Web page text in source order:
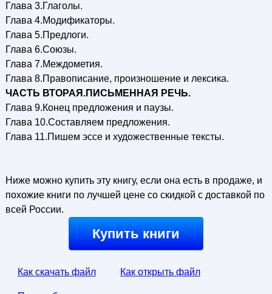
Глава 3.Глаголы.
Глава 4.Модификаторы.
Глава 5.Предлоги.
Глава 6.Союзы.
Глава 7.Междометия.
Глава 8.Правописание, произношение и лексика.
ЧАСТЬ ВТОРАЯ.ПИСЬМЕННАЯ РЕЧЬ.
Глава 9.Конец предложения и паузы.
Глава 10.Составляем предложения.
Глава 11.Пишем эссе и художественные тексты.
Ниже можно купить эту книгу, если она есть в продаже, и
похожие книги по лучшей цене со скидкой с доставкой по
всей России.
Купить книги
Как скачать файл Как открыть файл